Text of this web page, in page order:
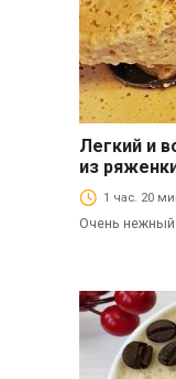
Легкий и
из
1 час. 20
Очень нежный